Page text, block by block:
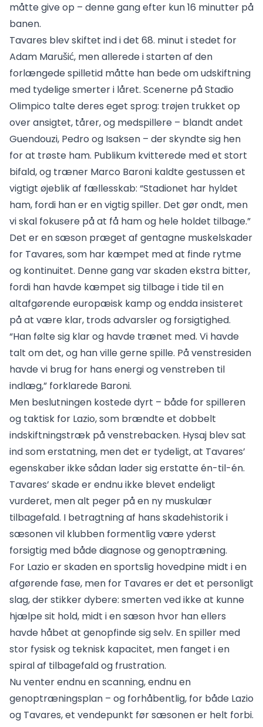
måtte give op – denne gang efter kun 16 minutter på
banen.
Tavares blev skiftet ind i det 68. minut i stedet for
Adam Marušić, men allerede i starten af den
forlængede spilletid måtte han bede om udskiftning
med tydelige smerter i låret. Scenerne på Stadio
Olimpico talte deres eget sprog: trøjen trukket op
over ansigtet, tårer, og medspillere – blandt andet
Guendouzi, Pedro og Isaksen – der skyndte sig hen
for at trøste ham. Publikum kvitterede med et stort
bifald, og træner Marco Baroni kaldte gestussen et
vigtigt øjeblik af fællesskab: “Stadionet har hyldet
ham, fordi han er en vigtig spiller. Det gør ondt, men
vi skal fokusere på at få ham og hele holdet tilbage.”
Det er en sæson præget af gentagne muskelskader
for Tavares, som har kæmpet med at finde rytme
og kontinuitet. Denne gang var skaden ekstra bitter,
fordi han havde kæmpet sig tilbage i tide til en
altafgørende europæisk kamp og endda insisteret
på at være klar, trods advarsler og forsigtighed.
“Han følte sig klar og havde trænet med. Vi havde
talt om det, og han ville gerne spille. På venstresiden
havde vi brug for hans energi og venstreben til
indlæg,” forklarede Baroni.
Men beslutningen kostede dyrt – både for spilleren
og taktisk for Lazio, som brændte et dobbelt
indskiftningstræk på venstrebacken. Hysaj blev sat
ind som erstatning, men det er tydeligt, at Tavares’
egenskaber ikke sådan lader sig erstatte én-til-én.
Tavares’ skade er endnu ikke blevet endeligt
vurderet, men alt peger på en ny muskulær
tilbagefald. I betragtning af hans skadehistorik i
sæsonen vil klubben formentlig være yderst
forsigtig med både diagnose og genoptræning.
For Lazio er skaden en sportslig hovedpine midt i en
afgørende fase, men for Tavares er det et personligt
slag, der stikker dybere: smerten ved ikke at kunne
hjælpe sit hold, midt i en sæson hvor han ellers
havde håbet at genopfinde sig selv. En spiller med
stor fysisk og teknisk kapacitet, men fanget i en
spiral af tilbagefald og frustration.
Nu venter endnu en scanning, endnu en
genoptræningsplan – og forhåbentlig, for både Lazio
og Tavares, et vendepunkt før sæsonen er helt forbi.